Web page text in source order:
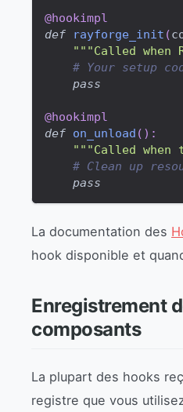
@hookimpl
def
rayforge_init (
"""Called
# Your setup
pass
@hookimpl
def on_unload ( ) :
"""Called when
# Clean up
pass
La documentation des
hook disponible et
Enregistrement
composants
La plupart des hooks
registre que vous